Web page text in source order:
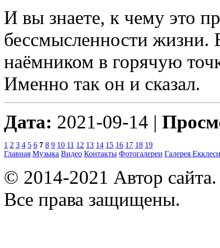
И вы знаете, к чему это
бессмысленности
наёмником в горячую
Именно так он и сказал.
Дата: 2021-09-14 |
1 2 3 4 5 6 7 8 9 10 11 12 13 14 15 16 17 18 19
Главная Музыка Видео Контакты Фотогалереи Галерея
© 2014-2021 Автор
Все права защищены.